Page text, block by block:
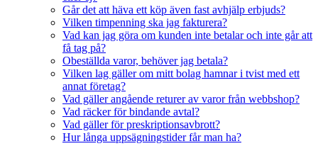
Går det att häva ett köp även fast avhjälp erbjuds?
Vilken timpenning ska jag fakturera?
Vad kan jag göra om kunden inte betalar och inte går att
få tag på?
Obeställda varor, behöver jag betala?
Vilken lag gäller om mitt bolag hamnar i tvist med ett
annat företag?
Vad gäller angående returer av varor från webbshop?
Vad räcker för bindande avtal?
Vad gäller för preskriptionsavbrott?
Hur långa uppsägningstider får man ha?